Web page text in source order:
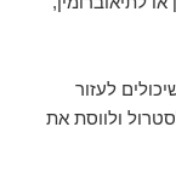
לעזור
ולווסת את